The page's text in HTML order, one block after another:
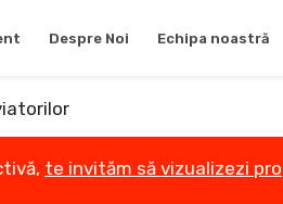
Despre Noi Echipa noastră
te invităm să vizualizezi